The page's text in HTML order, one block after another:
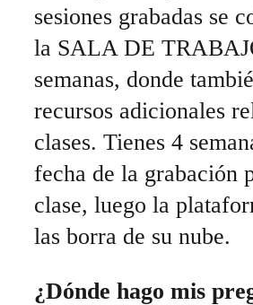
sesiones grabadas se
la SALA DE
semanas, donde
recursos adicionales
clases. Tienes 4
fecha de la grabación
clase, luego la
las borra de su nube.
¿Dónde hago mis